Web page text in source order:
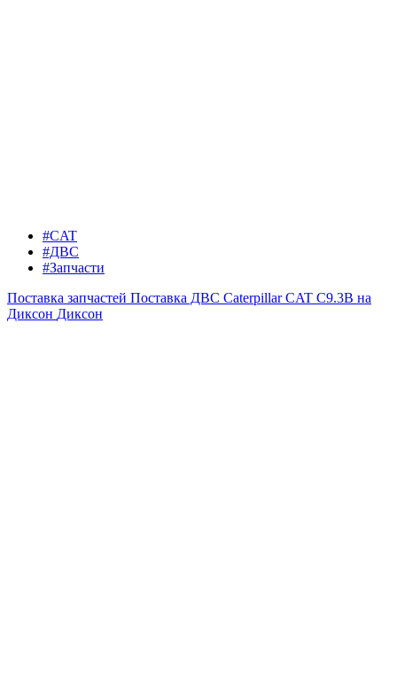
#CAT
#ДВС
#Запчасти
Поставка запчастей Поставка ДВС Caterpillar CAT C9.3B на
Диксон Диксон